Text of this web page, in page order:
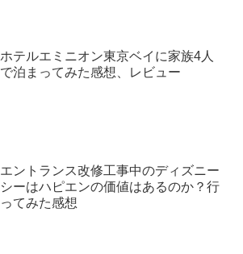
ホテルエミニオン東京ベイに家族4人
で泊まってみた感想、レビュー
エントランス改修工事中のディズニー
シーはハピエンの価値はあるのか？行
ってみた感想